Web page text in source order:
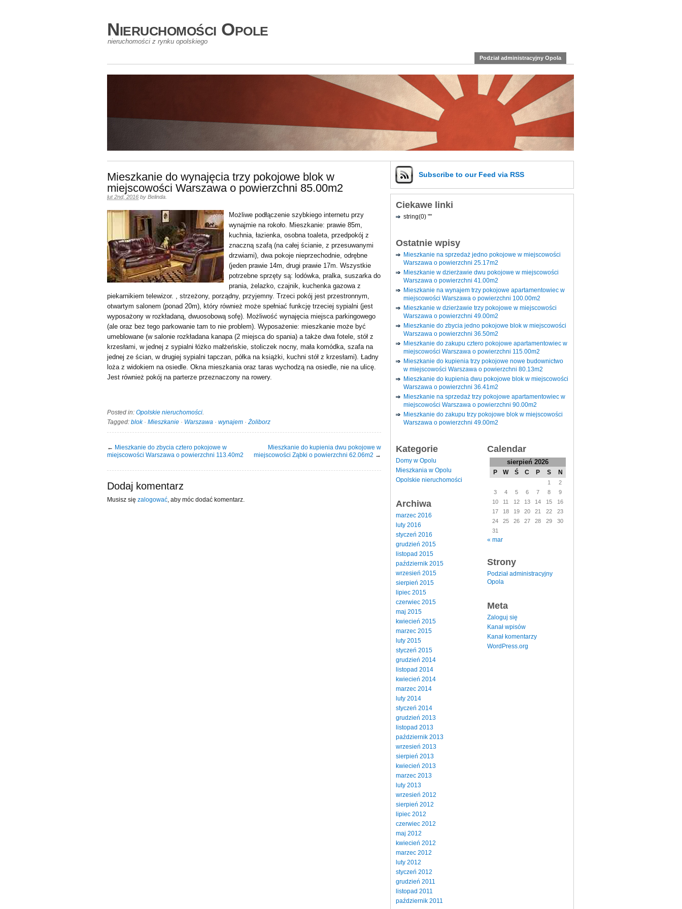
Nieruchomości Opole
nieruchomości z rynku opolskiego
Podział administracyjny Opola
Mieszkanie do wynajęcia trzy pokojowe blok w
miejscowości Warszawa o powierzchni 85.00m2
lut 2nd, 2016 by Belinda
Możliwe podłączenie szybkiego internetu przy
wynajmie na rokoło. Mieszkanie: prawie 85m,
kuchnia, łazienka, osobna toaleta, przedpokój z
znaczną szafą (na całej ścianie, z przesuwanymi
drzwiami), dwa pokoje nieprzechodnie, odrębne
(jeden prawie 14m, drugi prawie 17m. Wszystkie
potrzebne sprzęty są: lodówka, pralka, suszarka do
prania, żelazko, czajnik, kuchenka gazowa z
piekarnikiem telewizor. , strzeżony, porządny, przyjemny. Trzeci pokój jest przestronnym,
otwartym salonem (ponad 20m), który również może spełniać funkcję trzeciej sypialni (jest
wyposażony w rozkładaną, dwuosobową sofę). Możliwość wynajęcia miejsca parkingowego
(ale oraz bez tego parkowanie tam to nie problem). Wyposażenie: mieszkanie może być
umeblowane (w salonie rozkładana kanapa (2 miejsca do spania) a także dwa fotele, stół z
krzesłami, w jednej z sypialni łóżko małżeńskie, stoliczek nocny, mała komódka, szafa na
jednej ze ścian, w drugiej sypialni tapczan, półka na książki, kuchni stół z krzesłami). Ładny
loża z widokiem na osiedle. Okna mieszkania oraz taras wychodzą na osiedle, nie na ulicę.
Jest również pokój na parterze przeznaczony na rowery.
Posted in: Opolskie nieruchomości.
Tagged: blok· Mieszkanie · Warszawa · wynajem ·Żoliborz
← Mieszkanie do zbycia cztero pokojowe w
miejscowości Warszawa o powierzchni 113.40m2
Mieszkanie do kupienia dwu pokojowe w
miejscowości Ząbki o powierzchni 62.06m2 →
Dodaj komentarz
Musisz się zalogować , aby móc dodać komentarz.
Subscribe to our Feed via RSS
Ciekawe linki
string(0) ""
Ostatnie wpisy
Mieszkanie na sprzedaż jedno pokojowe w miejscowości
Warszawa o powierzchni 25.17m2
Mieszkanie w dzierżawie dwu pokojowe w miejscowości
Warszawa o powierzchni 41.00m2
Mieszkanie na wynajem trzy pokojowe apartamentowiec w
miejscowości Warszawa o powierzchni 100.00m2
Mieszkanie w dzierżawie trzy pokojowe w miejscowości
Warszawa o powierzchni 49.00m2
Mieszkanie do zbycia jedno pokojowe blok w miejscowości
Warszawa o powierzchni 36.50m2
Mieszkanie do zakupu cztero pokojowe apartamentowiec w
miejscowości Warszawa o powierzchni 115.00m2
Mieszkanie do kupienia trzy pokojowe nowe budownictwo
w miejscowości Warszawa o powierzchni 80.13m2
Mieszkanie do kupienia dwu pokojowe blok w miejscowości
Warszawa o powierzchni 36.41m2
Mieszkanie na sprzedaż trzy pokojowe apartamentowiec w
miejscowości Warszawa o powierzchni 90.00m2
Mieszkanie do zakupu trzy pokojowe blok w miejscowości
Warszawa o powierzchni 49.00m2
Kategorie
Domy w Opolu
Mieszkania w Opolu
Opolskie nieruchomości
Archiwa
marzec 2016
luty 2016
styczeń 2016
grudzień 2015
listopad 2015
październik 2015
wrzesień 2015
sierpień 2015
lipiec 2015
czerwiec 2015
maj 2015
kwiecień 2015
marzec 2015
luty 2015
styczeń 2015
grudzień 2014
listopad 2014
kwiecień 2014
marzec 2014
luty 2014
styczeń 2014
grudzień 2013
listopad 2013
październik 2013
wrzesień 2013
sierpień 2013
kwiecień 2013
marzec 2013
luty 2013
wrzesień 2012
sierpień 2012
lipiec 2012
czerwiec 2012
maj 2012
kwiecień 2012
marzec 2012
luty 2012
styczeń 2012
grudzień 2011
listopad 2011
październik 2011
Calendar
sierpień 2026
P W Ś C P S N
1
2
3
4 5 6 7 8
9
10
11 12 13 14 15
16
17
18 19 20 21 22
23
24
25 26 27 28 29
30
31
« mar
Strony
Podział administracyjny
Opola
Meta
Zaloguj się
Kanał wpisów
Kanał komentarzy
WordPress.org